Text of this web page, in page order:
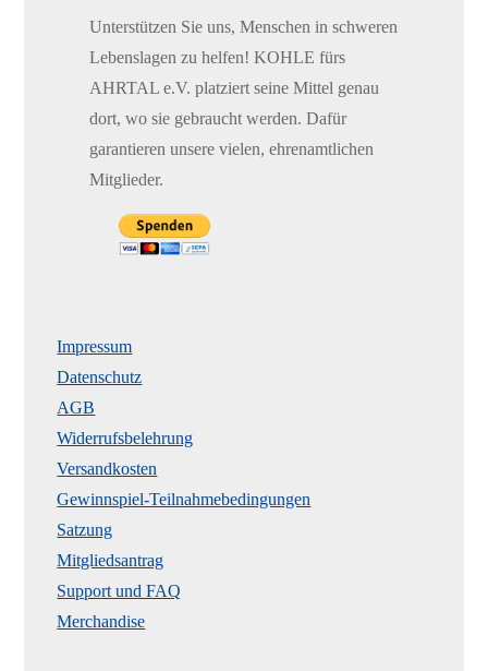
Unterstützen Sie uns, Menschen in schweren
Lebenslagen zu helfen! KOHLE fürs
AHRTAL e.V. platziert seine Mittel genau
dort, wo sie gebraucht werden. Dafür
garantieren unsere vielen, ehrenamtlichen
Mitglieder.
Impressum
Datenschutz
AGB
Widerrufsbelehrung
Versandkosten
Gewinnspiel-Teilnahmebedingungen
Satzung
Mitgliedsantrag
Support und FAQ
Merchandise